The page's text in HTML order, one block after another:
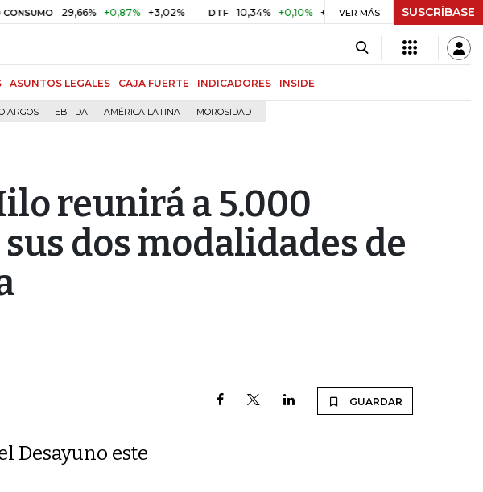
29,66% +0,87% +3,02% DTF 10,34% +0,10% +0,98% UVR $ 416,86 +$ 0,05
VER MÁS SUSCRÍBASE
ASUNTOS LEGALES CAJA FUERTE INDICADORES INSIDE
ARGOS EBITDA AMÉRICA LATINA MOROSIDAD
reunirá a 5.000
dos modalidades de
GUARDAR
Desayuno este